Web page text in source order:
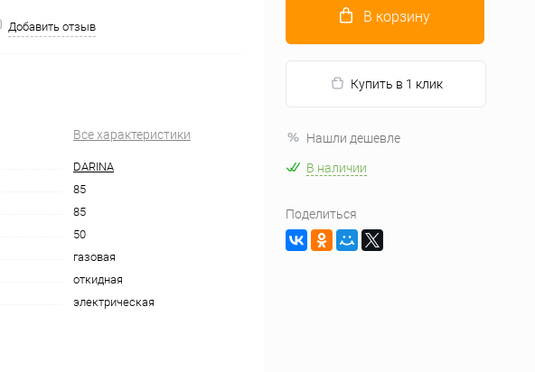
Добавить отзыв
Все характеристики
DARINA
85
85
50
газовая
откидная
электрическая
В корзину
Купить в 1 клик
Нашли дешевле
В наличии
Поделиться